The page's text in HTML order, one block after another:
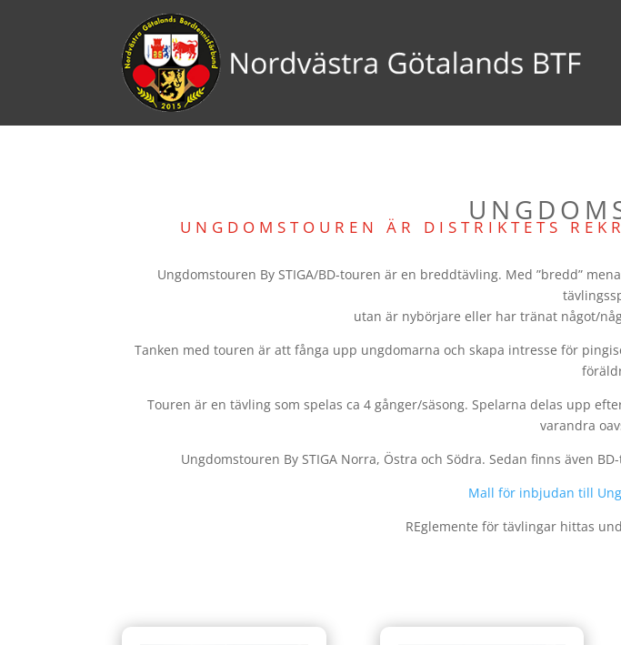
UNGDOMSTOUREN ÄR DISTRIKTETS
Ungdomstouren By STIGA/BD-touren är en breddtävling. Med ”bredd”
utan är nybörjare eller har tränat något/
Tanken med touren är att fånga upp ungdomarna och skapa intresse för
Touren är en tävling som spelas ca 4 gånger/säsong. Spelarna delas upp
varandra
Ungdomstouren By STIGA Norra, Östra och Södra. Sedan finns även
Mall för inbjudan till
REglemente för tävlingar hittas